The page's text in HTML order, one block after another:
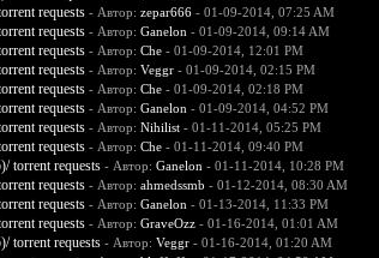
requests - Автор: zepar666- 01-09-2014, 07:25 AM
requests - Автор: Ganelon - 01-09-2014, 09:14 AM
requests - Автор: Che- 01-09-2014, 12:01 PM
requests - Автор: Veggr- 01-09-2014, 02:15 PM
requests - Автор: Che- 01-09-2014, 02:18 PM
requests - Автор: Ganelon - 01-09-2014, 04:52 PM
requests - Автор: Nihilist- 01-11-2014, 05:25 PM
requests - Автор: Che- 01-11-2014, 09:40 PM
torrent requests - Автор: Ganelon - 01-11-2014, 10:28 PM
requests - Автор: ahmedssmb - 01-12-2014, 08:30 AM
requests - Автор: Ganelon - 01-13-2014, 11:33 PM
requests - Автор: GraveOzz- 01-16-2014, 01:01 AM
torrent requests - Автор: Veggr- 01-16-2014, 01:20 AM